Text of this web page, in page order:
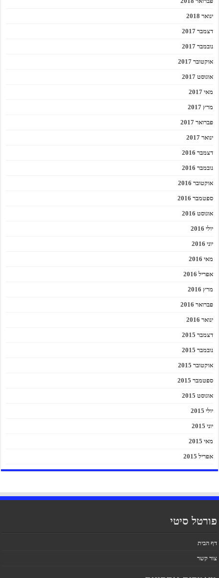
ינואר 2018
דצמבר 2017
נובמבר 2017
אוקטובר 2017
אוגוסט 2017
מאי 2017
מרץ 2017
פברואר 2017
ינואר 2017
דצמבר 2016
נובמבר 2016
אוקטובר 2016
ספטמבר 2016
אוגוסט 2016
יולי 2016
יוני 2016
מאי 2016
אפריל 2016
מרץ 2016
פברואר 2016
ינואר 2016
דצמבר 2015
נובמבר 2015
אוקטובר 2015
ספטמבר 2015
אוגוסט 2015
יולי 2015
יוני 2015
מאי 2015
אפריל 2015
פורטל סיטי
דף הבית
צור קשר